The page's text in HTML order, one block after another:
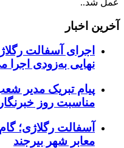
آخرین اخبار
اجرای آسفالت
نهایی به‌زودی اجرا
پیام تبریک مدیر
مناسبت روز خبرنگار
آسفالت رگلاژی؛
معابر شهر بیرجند